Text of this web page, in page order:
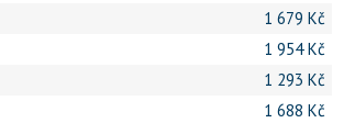
1 679 Kč
1 954 Kč
1 293 Kč
1 688 Kč